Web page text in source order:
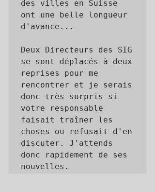
des villes en Suisse
ont une belle longueur
d'avance...
Deux Directeurs des SIG
se sont déplacés à deux
reprises pour me
rencontrer et je serais
donc très surpris si
votre responsable
faisait traîner les
choses ou refusait d'en
discuter. J'attends
donc rapidement de ses
nouvelles.